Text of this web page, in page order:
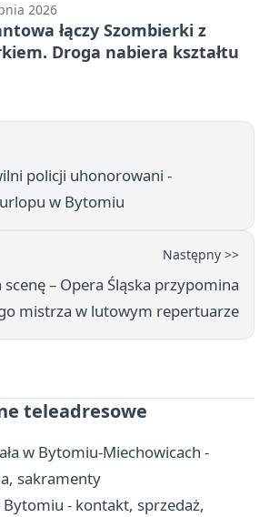
2026
łączy Szombierki z
Droga nabiera kształtu
policji uhonorowani -
w Bytomiu
Następny >>
– Opera Śląska przypomina
mistrza w lutowym repertuarze
teleadresowe
w Bytomiu-Miechowicach -
sakramenty
- kontakt, sprzedaż,